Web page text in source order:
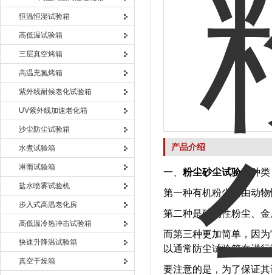
恒温恒湿试验箱
高低温试验箱
三层真空烤箱
高温充氮烤箱
紫外线耐候老化试验箱
UV紫外线加速老化箱
沙尘防尘试验箱
水煮试验箱
淋雨试验箱
盐水喷雾试验机
步入式高温老化房
高低温冷热冲击试验箱
快速升降温试验箱
真空干燥箱
产品介绍
一、 粉尘砂尘试验箱
种
第一种有机粉尘是由动
第二种是矿物性粉尘、
而第三种更加简单，因
以通常防尘试验箱在进
要注意的是，为了保证